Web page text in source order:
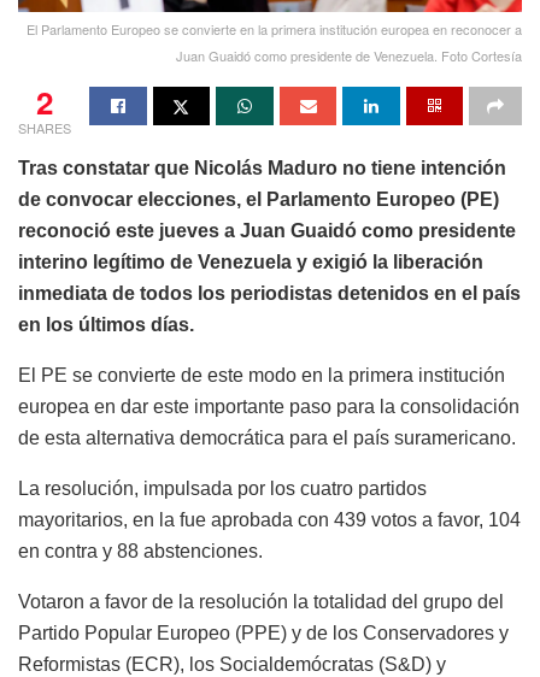
El Parlamento Europeo se convierte en la primera institución europea en reconocer a
Juan Guaidó como presidente de Venezuela. Foto Cortesía
2
SHARES
Tras constatar que Nicolás Maduro no tiene intención
de convocar elecciones, el Parlamento Europeo (PE)
reconoció este jueves a Juan Guaidó como presidente
interino legítimo de Venezuela y exigió la liberación
inmediata de todos los periodistas detenidos en el país
en los últimos días.
El PE se convierte de este modo en la primera institución
europea en dar este importante paso para la consolidación
de esta alternativa democrática para el país suramericano.
La resolución, impulsada por los cuatro partidos
mayoritarios, en la fue aprobada con 439 votos a favor, 104
en contra y 88 abstenciones.
Votaron a favor de la resolución la totalidad del grupo del
Partido Popular Europeo (PPE) y de los Conservadores y
Reformistas (ECR), los Socialdemócratas (S&D) y